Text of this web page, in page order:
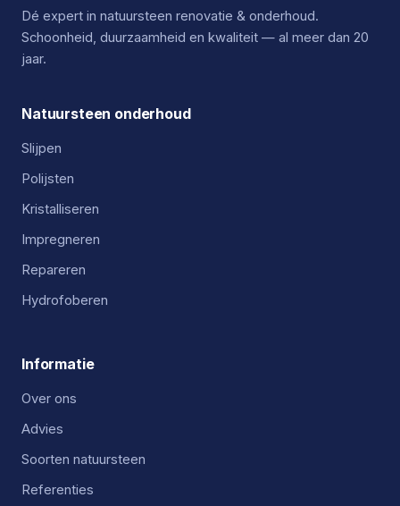
Dé expert in natuursteen renovatie & onderhoud.
Schoonheid, duurzaamheid en kwaliteit — al meer dan 20
jaar.
Natuursteen onderhoud
Slijpen
Polijsten
Kristalliseren
Impregneren
Repareren
Hydrofoberen
Informatie
Over ons
Advies
Soorten natuursteen
Referenties